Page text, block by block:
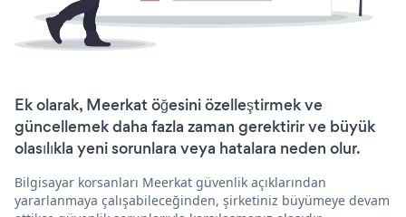
Ek olarak, Meerkat öğesini özelleştirmek ve
güncellemek daha fazla zaman gerektirir ve büyük
olasılıkla yeni sorunlara veya hatalara neden olur.
Bilgisayar korsanları Meerkat güvenlik açıklarından
yararlanmaya çalışabileceğinden, şirketiniz büyümeye devam